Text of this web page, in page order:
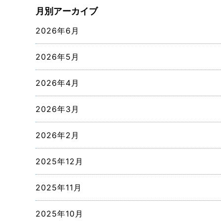
月別アーカイブ
2026年6月
2026年5月
2026年4月
2026年3月
2026年2月
2025年12月
2025年11月
2025年10月